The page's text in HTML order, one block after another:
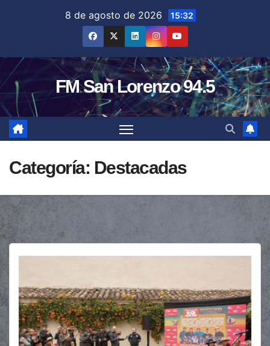
8 de agosto de 2026 15:32
FM San Lorenzo 94.5
Categoría: Destacadas